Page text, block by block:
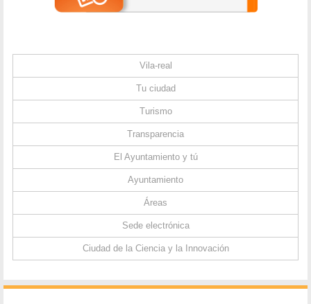
Vila-real
Tu ciudad
Turismo
Transparencia
El Ayuntamiento y tú
Ayuntamiento
Áreas
Sede electrónica
Ciudad de la Ciencia y la Innovación